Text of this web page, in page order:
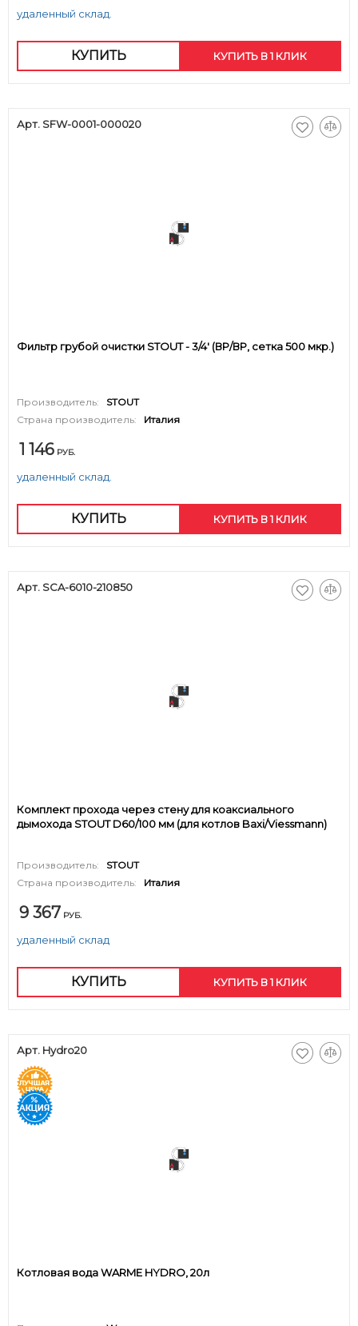
удаленный склад.
КУПИТЬ КУПИТЬ В 1 КЛИК
Арт. SFW-0001-000020
Фильтр грубой очистки STOUT - 3/4' (ВР/ВР, сетка 500 мкр.)
Производитель:
STOUT
Страна производитель:
Италия
1 146 РУБ.
удаленный склад.
КУПИТЬ КУПИТЬ В 1 КЛИК
Арт. SCA-6010-210850
Комплект прохода через стену для коаксиального
дымохода STOUT D60/100 мм (для котлов Baxi/Viessmann)
Производитель:
STOUT
Страна производитель:
Италия
9 367 РУБ.
удаленный склад
КУПИТЬ КУПИТЬ В 1 КЛИК
Арт. Hydro20
Котловая вода WARME HYDRO, 20л